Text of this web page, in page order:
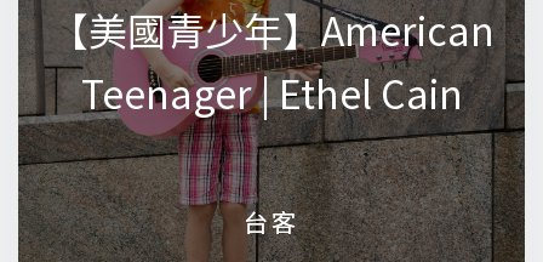
【美國青少年】American
Teenager | Ethel Cain
台客
【美國青少年】American
Teenager | Ethel Cain
台客